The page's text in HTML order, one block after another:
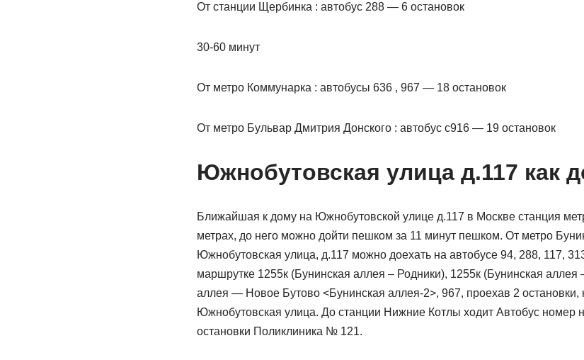
От станции Щербинка : автобус 288 — 6 остановок
30-60 минут
От метро Коммунарка : автобусы 636 , 967 — 18 остановок
От метро Бульвар Дмитрия Донского : автобус с916 — 19 остановок
Южнобутовская улица д.117 как
Ближайшая к дому на Южнобутовской улице д.117 в Москве станция
метрах, до него можно дойти пешком за 11 минут пешком. От метро
Южнобутовская улица, д.117 можно доехать на автобусе 94, 288, 117,
маршрутке 1255к (Бунинская аллея – Родники), 1255к (Бунинская
аллея — Новое Бутово <Бунинская аллея-2>, 967, проехав 2 остановки,
Южнобутовская улица. До станции Нижние Котлы ходит Автобус номер
остановки Поликлиника № 121.